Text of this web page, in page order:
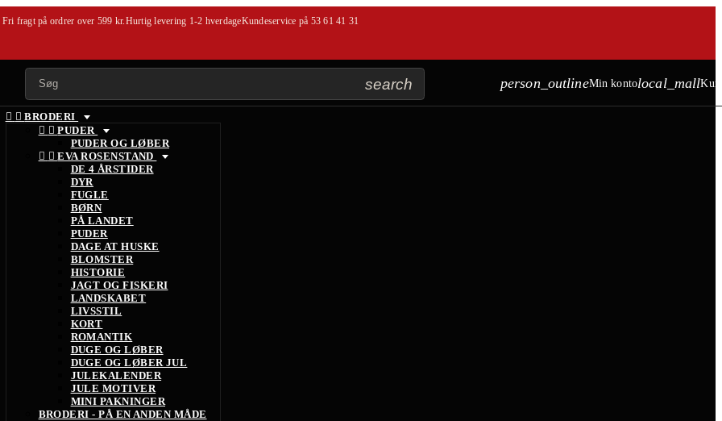
Fri fragt på ordrer over 599 kr. Hurtig levering 1-2 hverdageKundeservice på 53 61 41 31
search person_outlineMin kontolocal_mall
  BRODERI
  PUDER
PUDER OG LØBER
  EVA ROSENSTAND
DE 4 ÅRSTIDER
DYR
FUGLE
BØRN
PÅ LANDET
PUDER
DAGE AT HUSKE
BLOMSTER
HISTORIE
JAGT OG FISKERI
LANDSKABET
LIVSSTIL
KORT
ROMANTIK
DUGE OG LØBER
DUGE OG LØBER JUL
JULEKALENDER
JULE MOTIVER
MINI PAKNINGER
BRODERI - PÅ EN ANDEN MÅDE